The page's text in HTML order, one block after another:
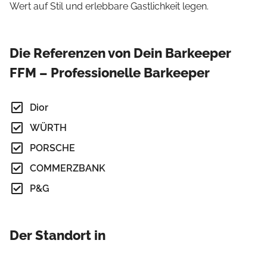
Wert auf Stil und erlebbare Gastlichkeit legen.
Die Referenzen von Dein Barkeeper
FFM – Professionelle Barkeeper
Dior
WÜRTH
PORSCHE
COMMERZBANK
P&G
Der Standort in